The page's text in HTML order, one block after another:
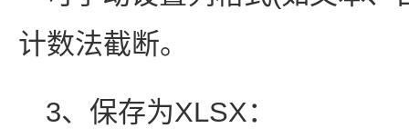
计数法截断。
3、保存为XLSX：